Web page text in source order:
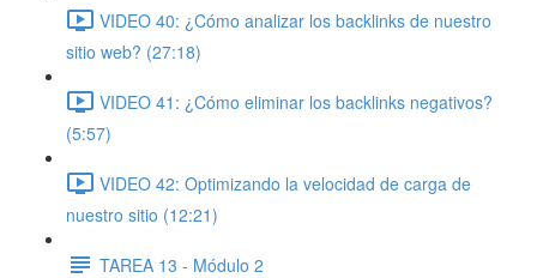
VIDEO 40: ¿Cómo analizar los backlinks de nuestro
sitio web? (27:18)
VIDEO 41: ¿Cómo eliminar los backlinks negativos?
(5:57)
VIDEO 42: Optimizando la velocidad de carga de
nuestro sitio (12:21)
TAREA 13 - Módulo 2